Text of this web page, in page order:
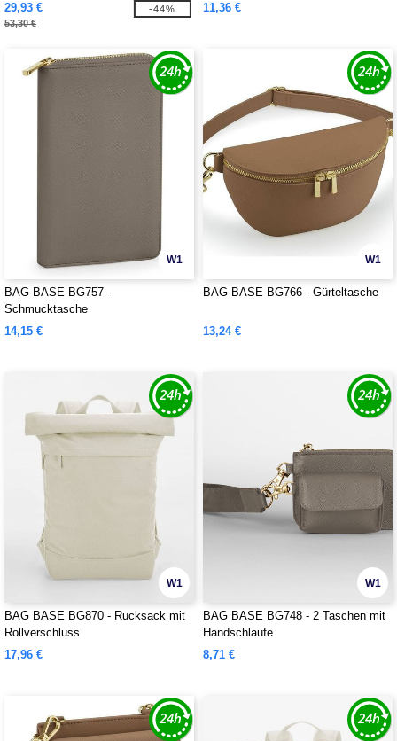
29,93 €
53,30 €
-44%
11,36 €
W1
BAG BASE BG757 -
Schmucktasche
14,15 €
W1
BAG BASE BG766 - Gürteltasche
13,24 €
W1
BAG BASE BG870 - Rucksack mit
Rollverschluss
17,96 €
W1
BAG BASE BG748 - 2 Taschen mit
Handschlaufe
8,71 €